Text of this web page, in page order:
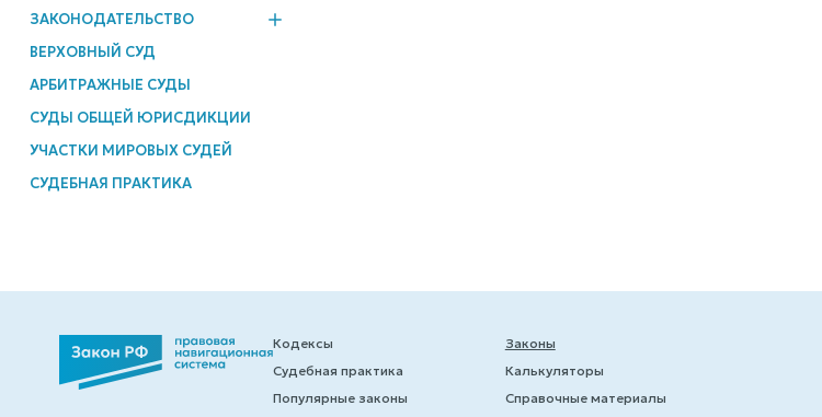
ЗАКОНОДАТЕЛЬСТВО
ВЕРХОВНЫЙ СУД
АРБИТРАЖНЫЕ СУДЫ
СУДЫ ОБЩЕЙ ЮРИСДИКЦИИ
УЧАСТКИ МИРОВЫХ СУДЕЙ
СУДЕБНАЯ ПРАКТИКА
Кодексы
Судебная практика
Популярные законы
Законы
Калькуляторы
Справочные материалы